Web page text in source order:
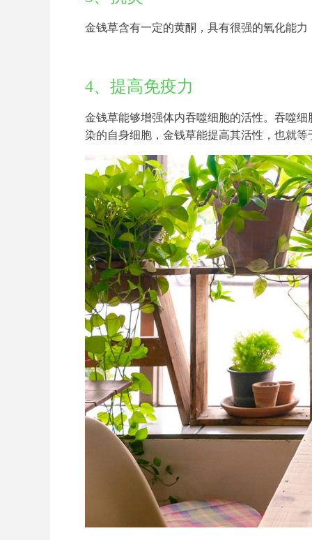
金钱草含有一定的黄酮，具有很强的氧化能
4、提高免疫力
金钱草能够增强体内吞噬细胞的活性。吞噬
染的自身细胞，金钱草能提高其活性，也就